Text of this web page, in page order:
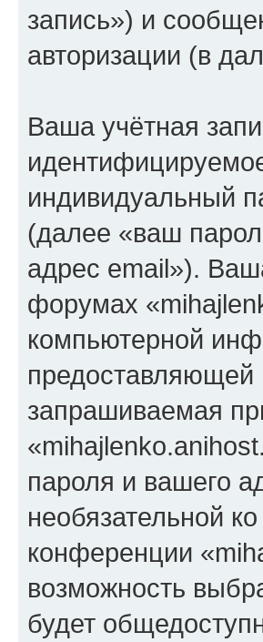
запись») и
авторизации (в
Ваша учётная
индивидуальный
(далее «ваш
адрес email»).
форумах
компьютерной
предоставляющей
запрашиваемая
пароля и вашего
необязательной
конференции
возможность
будет